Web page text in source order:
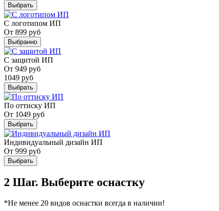
Выбрать
С логотипом ИП
От 899 руб
Выбранно
С защитой ИП
От 949 руб
1049 руб
Выбрать
По оттиску ИП
От 1049 руб
Выбрать
Индивидуальный дизайн ИП
От 999 руб
Выбрать
2 Шаг. Выберите оснастку
*Не менее 20 видов оснастки всегда в наличии!